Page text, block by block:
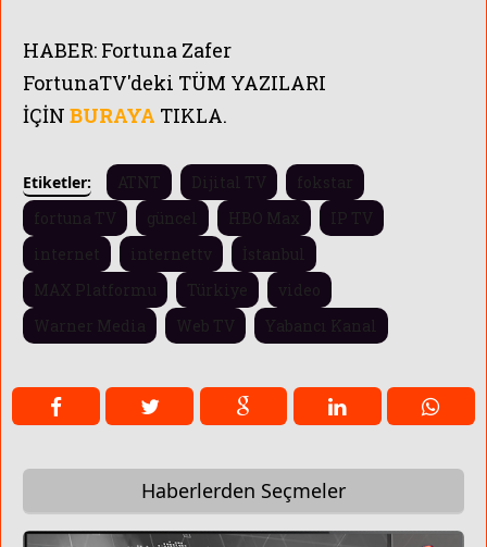
HABER: Fortuna Zafer
FortunaTV'deki TÜM YAZILARI
İÇİN BURAYA TIKLA.
Etiketler: ATNT Dijital TV
fokstar
fortuna TV
güncel HBO Max
IP TV
internet
internettv
İstanbul
MAX Platformu
Türkiye
video
Warner Media
Web TV Yabancı Kanal
Haberlerden Seçmeler